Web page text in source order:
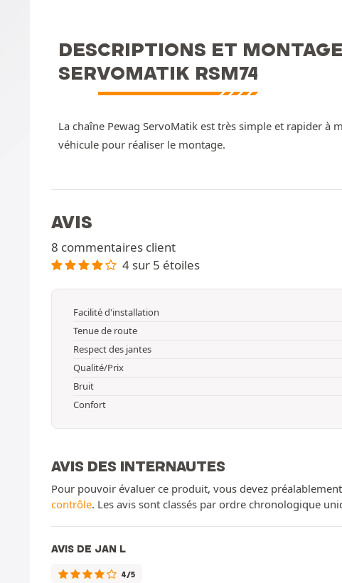
DESCRIPTIONS ET
SERVOMATIK RSM74
La chaîne Pewag ServoMatik est très simple et rapider à
véhicule pour réaliser le montage.
AVIS
8 commentaires client
4 sur 5 étoiles
Facilité d'installation
Tenue de route
Respect des jantes
Qualité/Prix
Bruit
Confort
AVIS DES INTERNAUTES
Pour pouvoir évaluer ce produit, vous devez
contrôle. Les avis sont classés par ordre chronologique
AVIS DE JAN L
4/5